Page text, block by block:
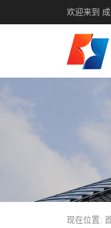
欢迎来到 成
现在位置: